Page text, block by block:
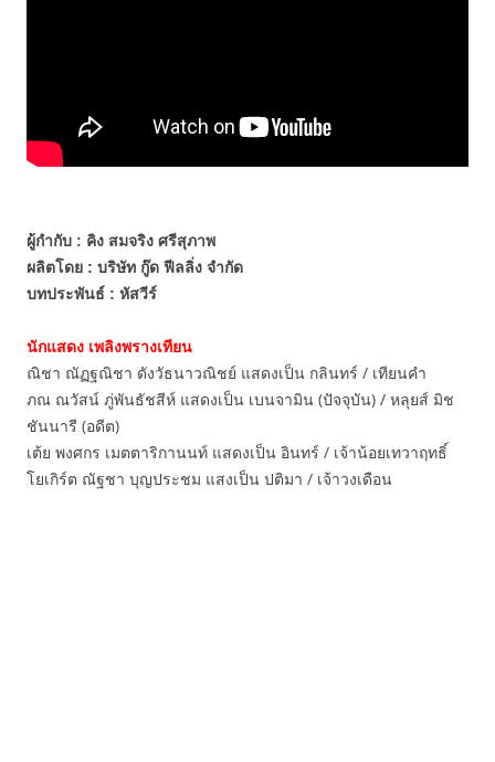
ผู้กำกับ : คิง สมจริง ศรีสุภาพ
ผลิตโดย : บริษัท กู๊ด ฟีลลิ่ง จำกัด
บทประพันธ์ : หัสวีร์
นักแสดง เพลิงพรางเทียน
ณิชา ณัฏฐณิชา ดังวัธนาวณิชย์ แสดงเป็น กลินทร์ / เทียนคำ
ภณ ณวัสน์ ภู่พันธัชสีห์ แสดงเป็น เบนจามิน (ปัจจุบัน) / หลุยส์ มิช
ชันนารี (อดีต)
เต้ย พงศกร เมตตาริกานนท์ แสดงเป็น อินทร์ / เจ้าน้อยเทวาฤทธิ์
โยเกิร์ต ณัฐชา บุญประชม แสงเป็น ปติมา / เจ้าวงเดือน